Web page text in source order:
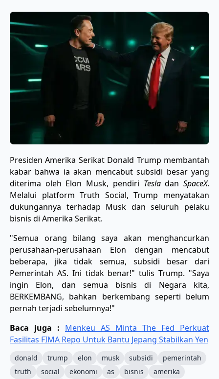
Presiden Amerika Serikat Donald Trump membantah
kabar bahwa ia akan mencabut subsidi besar yang
diterima oleh Elon Musk, pendiri TesladanSpaceX.
Melalui platform Truth Social, Trump menyatakan
dukungannya terhadap Musk dan seluruh pelaku
bisnis di Amerika Serikat.
"Semua orang bilang saya akan menghancurkan
perusahaan-perusahaan Elon dengan mencabut
beberapa, jika tidak semua, subsidi besar dari
Pemerintah AS. Ini tidak benar!" tulis Trump. "Saya
ingin Elon, dan semua bisnis di Negara kita,
BERKEMBANG, bahkan berkembang seperti belum
pernah terjadi sebelumnya!"
Baca juga : Menkeu AS Minta The Fed Perkuat
Fasilitas FIMA Repo Untuk Bantu Jepang Stabilkan Yen
donald trump elon musk subsidi
pemerintah
truth
social ekonomi as bisnis
amerika